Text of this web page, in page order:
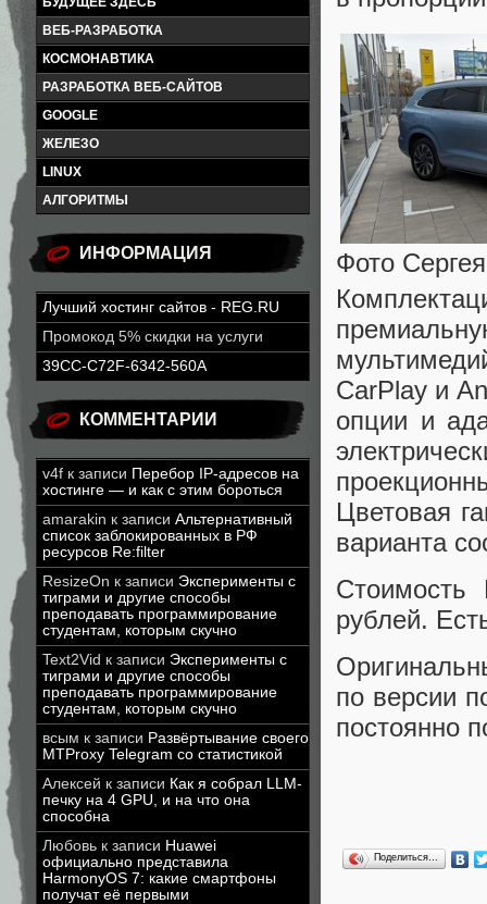
ВЕБ-РАЗРАБОТКА
КОСМОНАВТИКА
РАЗРАБОТКА ВЕБ-САЙТОВ
GOOGLE
ЖЕЛЕЗО
LINUX
АЛГОРИТМЫ
ИНФОРМАЦИЯ
Лучший хостинг сайтов - REG.RU
Промокод 5% скидки на услуги
39CC-C72F-6342-560A
КОММЕНТАРИИ
v4f к записи Перебор IP-адресов на
хостинге — и как с этим бороться
amarakin к записи Альтернативный
список заблокированных в РФ
ресурсов Re:filter
ResizeOn к записи Эксперименты с
тиграми и другие способы
преподавать программирование
студентам, которым скучно
Text2Vid к записи Эксперименты с
тиграми и другие способы
преподавать программирование
студентам, которым скучно
всым к записи Развёртывание своего
MTProxy Telegram со статистикой
Алексей к записи Как я собрал LLM-
печку на 4 GPU, и на что она
способна
Любовь к записи Huawei
официально представила
HarmonyOS 7: какие смартфоны
получат её первыми
Фото
CarPlay и
опции и
Цветовая
варианта
рублей.
по версии
постоянно
Поделиться…